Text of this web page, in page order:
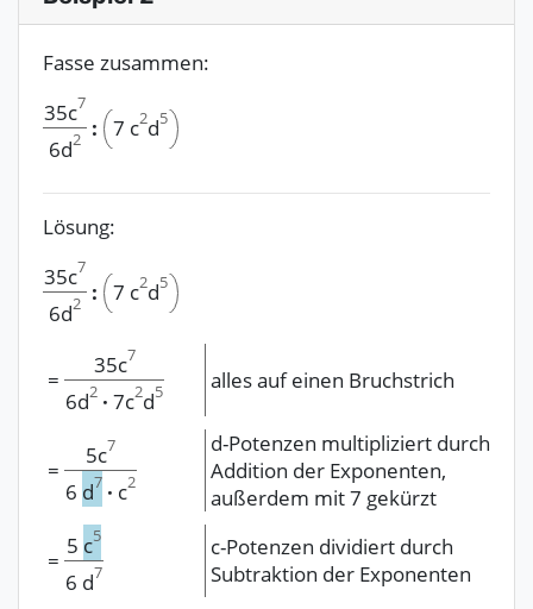
Fasse zusammen:
35c7
6d2 : 7 c2d5
Lösung:
35c7
6d2 : 7 c2d5
=
35c7
6d2 · 7c2d5 alles auf einen Bruchstrich
=
5c7
6 d7 · c2
d-Potenzen multipliziert durch
Addition der Exponenten,
außerdem mit 7 gekürzt
=
5 c5
6 d7
c-Potenzen dividiert durch
Subtraktion der Exponenten